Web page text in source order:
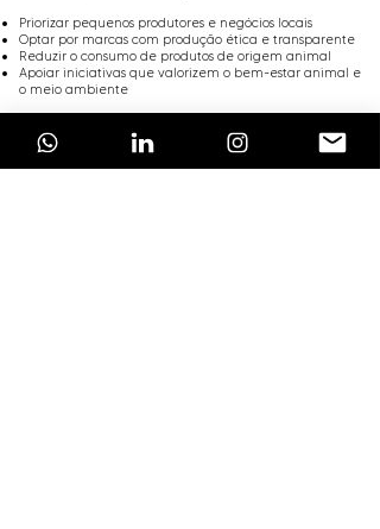
Priorizar pequenos produtores e negócios locais
Optar por marcas com produção ética e transparente
Reduzir o consumo de produtos de origem animal
Apoiar iniciativas que valorizem o bem-estar animal e
o meio ambiente
consciência é investir no coletivo.